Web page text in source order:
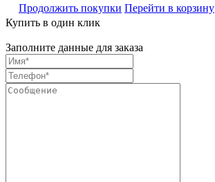
Продолжить покупки Перейти в корзину
Купить в один клик
Заполните данные для заказа